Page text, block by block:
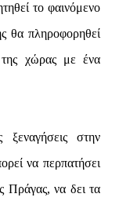
το φαινόμενο
θα πληροφορηθεί
της χώρας με ένα
ξεναγήσεις στην
να περπατήσει
Πράγας, να δει τα